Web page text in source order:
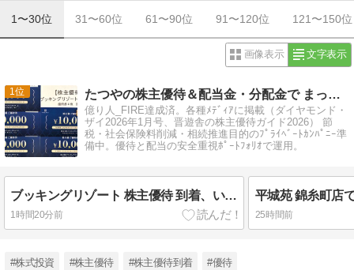
1〜30位 31〜60位 61〜90位 91〜120位 121〜150位
画像表示 文字表示
1 たつやの株主優待＆配当金・分配金で まったりライフ！
億り人_FIRE達成済。各種ﾒﾃﾞｨｱに掲載（ダイヤモンド・
ザイ2026年1月号、晋遊舎の株主優待ガイド2026） 節
税・社会保険料削減・相続推進目的のﾌﾟﾗｲﾍﾞｰﾄｶﾝﾊﾟﾆｰ準
備中。優待と配当の安全重視ﾎﾟｰﾄﾌｫﾘｵで運用。
ブッキングリゾート 株主優待 到着、いつ届く｜使い方・使える施設・ホテルを詳しく紹介
1時間20分前 25時間前
#株式投資 #株主優待 #株主優待到着 #優待